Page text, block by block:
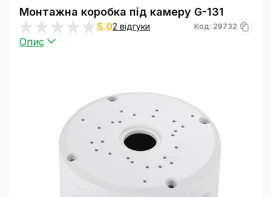
Монтажна коробка під камеру G-131
5.02 відгуки Код: 29732
Опис